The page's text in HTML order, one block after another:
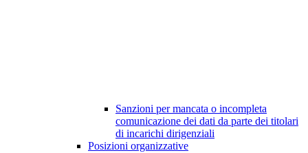
Sanzioni per mancata o incompleta
comunicazione dei dati da parte dei titolari
di incarichi dirigenziali
Posizioni organizzative